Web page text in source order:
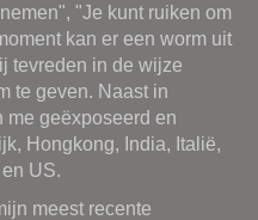
"Je kunt ruiken om
kan er een worm uit
tevreden in de wijze
te geven. Naast in
geëxposeerd en
Hongkong, India, Italië,
US.
meest recente